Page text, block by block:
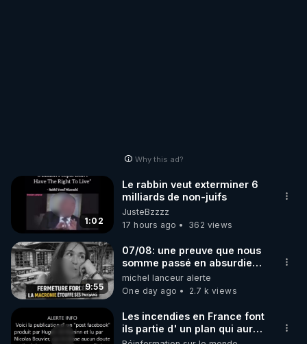
Why this ad?
1:02
Le rabbin veut exterminer 6
milliards de non-juifs
JusteBzzzz
17 hours ago
362 views
9:55
07/08: une preuve que nous
somme passé en absurdie
une dictature qui veut faire
taire ses opposant !
michel lanceur alerte
One day ago
2.7 k views
Les incendies en France font
ils partie d' un plan qui aurait
débuté le 11 septembre 2001